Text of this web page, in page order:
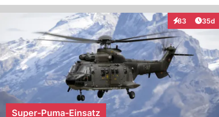
83
Interaktionen
35d
Super-Puma-Einsatz